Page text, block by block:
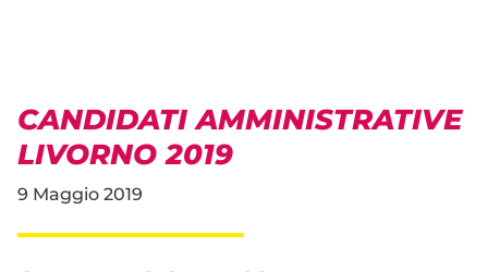
CANDIDATI AMMINISTRATIVE
LIVORNO 2019
9 Maggio 2019